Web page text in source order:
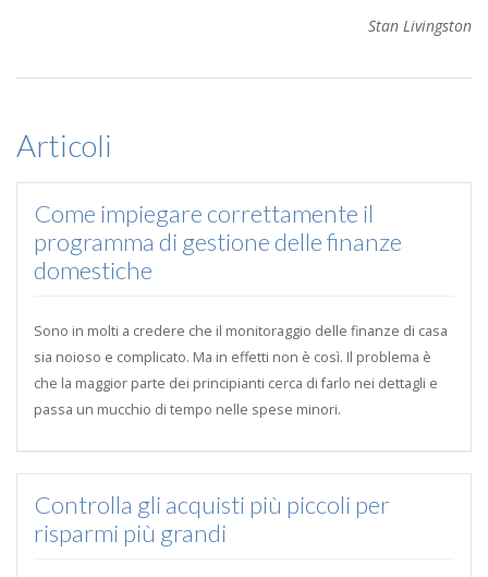
Stan Livingston
Articoli
Come impiegare correttamente il
programma di gestione delle finanze
domestiche
Sono in molti a credere che il monitoraggio delle finanze di casa
sia noioso e complicato. Ma in effetti non è così. Il problema è
che la maggior parte dei principianti cerca di farlo nei dettagli e
passa un mucchio di tempo nelle spese minori.
Controlla gli acquisti più piccoli per
risparmi più grandi